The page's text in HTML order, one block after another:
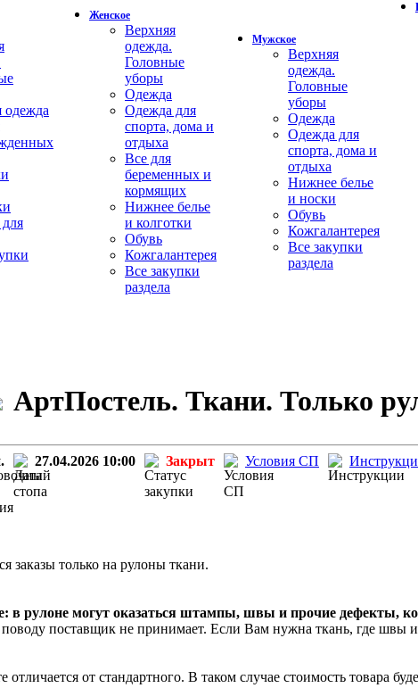
одежда
Женское
Верхняя
одежда.
Головные
уборы
Одежда
Одежда для
спорта, дома и
отдыха
Все для
беременных и
кормящих
Нижнее белье
и колготки
Обувь
Кожгалантерея
Все закупки
раздела
Мужское
Верхняя
одежда.
Головные
уборы
Одежда
Одежда для
спорта, дома и
отдыха
Нижнее белье
и носки
Обувь
Кожгалантерея
Все закупки
раздела
АртПостель. Ткани. Только
27.04.2026 10:00 Закрыт Условия СП
заказы только на рулоны ткани.
в рулоне могут оказаться штампы, швы и прочие дефекты,
поставщик не принимает. Если Вам нужна ткань, где швы
отличается от стандартного. В таком случае стоимость товара